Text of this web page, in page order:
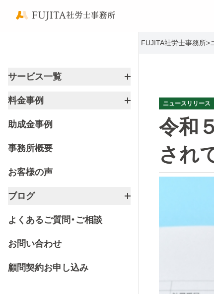
サービス一覧
料金事例
助成金事例
事務所概要
お客様の声
ブログ
よくあるご質問・ご相談
お問い合わせ
顧問契約お申し込み
FUJITA社労士事務所>
ニュースリリース
令和
され